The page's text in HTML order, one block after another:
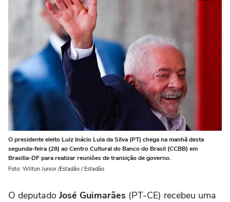
O presidente eleito Luiz Inácio Lula da Silva (PT) chega na manhã desta
segunda-feira (28) ao Centro Cultural do Banco do Brasil (CCBB) em
Brasilia-DF para realizar reuniões de transição de governo.
Foto: Wilton Junior /Estadão / Estadão
O deputado José Guimarães (PT-CE) recebeu uma